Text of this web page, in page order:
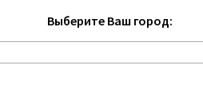
Выберите Ваш город: